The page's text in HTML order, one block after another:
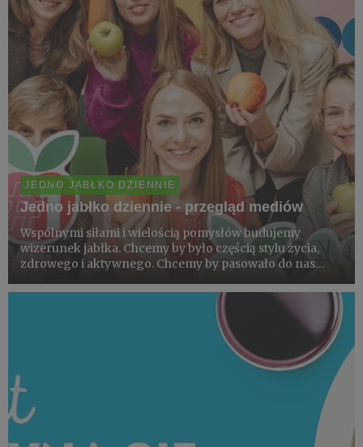
JEDNO JABŁKO DZIENNIE
Jedno jabłko dziennie - przegląd mediów
Wspólnymi siłami i wielością pomysłów budujemy
wizerunek jabłka. Chcemy by było częścią stylu życia,
zdrowego i aktywnego. Chcemy by pasowało do nas
coraz więcej argumentów za tym by jeść #1jabłko 🍎